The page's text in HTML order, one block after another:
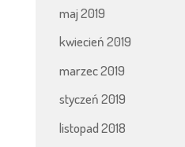
maj 2019
kwiecień 2019
marzec 2019
styczeń 2019
listopad 2018